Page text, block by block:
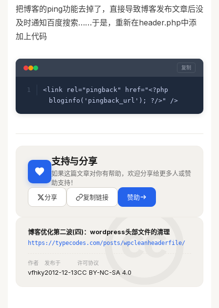
remove_action( 'wp_head',
'wlwmanifest_link' ); //Windows Live
Writer接口
remove_action( 'wp_head',
remove_action( 'wp_head',
'parent_post_rel_link', 10, 0 ); //移
remove_action( 'wp_head',
'start_post_rel_link', 10, 0 ); //移
'wp_shortlink_wp_head', 10, 0 );//自
remove_action( 'wp_head',
'adjacent_posts_rel_link', 10, 0 );
///移除相邻文章的url
remove_action( 'wp_head',
'wp_generator' ); // 移除版本号
把博客的ping功能去掉了，直接导致博客发布文章后没
及时通知百度搜索……于是，重新在header.php中添
加上代码
复制
<link rel="pingback" href="<?php
bloginfo('pingback_url'); ?/>" />
支持与分享
如果这篇文章对你有帮助，欢迎分享给更多人或赞
助支持！
分享
复制链接 赞助
博客优化第二波(四)：wordpress头部文件的清理
https://typecodes.com/posts/wpcleanheaderfile/
作者
vfhky
发布于
2012-12-13
许可协议
CC BY-NC-SA 4.0